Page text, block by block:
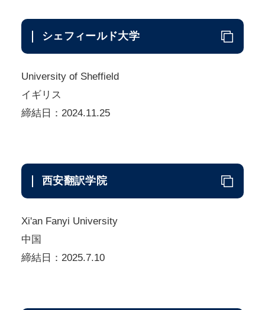
シェフィールド大学
University of Sheffield
イギリス
締結日：2024.11.25
西安翻訳学院
Xi'an Fanyi University
中国
締結日：2025.7.10